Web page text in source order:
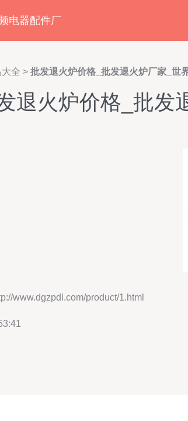
电器配件厂
全 > 批发退火炉价格_批发退火炉厂家_世
退火炉价格_批发
www.dgzpdl.com/product/1.html